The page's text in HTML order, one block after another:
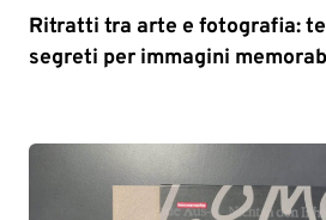
Ritratti tra arte e fotografia:
segreti per immagini